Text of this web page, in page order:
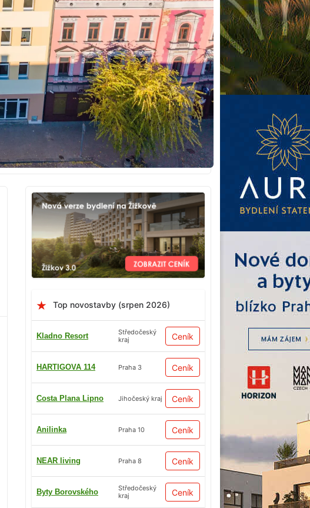
Top novostavby (srpen 2026)
Kladno Resort
Středočeský
kraj
Ceník
HARTIGOVA 114 Praha 3 Ceník
Costa Plana Lipno Jihočeský kraj Ceník
Anilinka Praha 10 Ceník
NEAR living Praha 8 Ceník
Byty Borovského
Středočeský
kraj
Ceník